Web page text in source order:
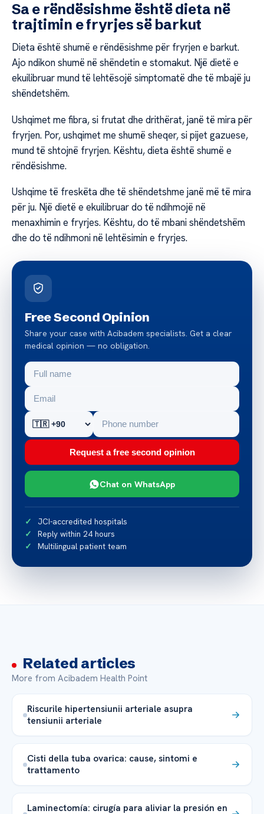
Sa e rëndësishme është dieta në
trajtimin e fryrjes së barkut
Dieta është shumë e rëndësishme për fryrjen e barkut.
Ajo ndikon shumë në shëndetin e stomakut. Një dietë e
ekuilibruar mund të lehtësojë simptomatë dhe të mbajë ju
shëndetshëm.
Ushqimet me fibra, si frutat dhe drithërat, janë të mira për
fryrjen. Por, ushqimet me shumë sheqer, si pijet gazuese,
mund të shtojnë fryrjen. Kështu, dieta është shumë e
rëndësishme.
Ushqime të freskëta dhe të shëndetshme janë më të mira
për ju. Një dietë e ekuilibruar do të ndihmojë në
menaxhimin e fryrjes. Kështu, do të mbani shëndetshëm
dhe do të ndihmoni në lehtësimin e fryrjes.
Free Second Opinion
Share your case with Acibadem specialists. Get a clear
medical opinion — no obligation.
Request a free second opinion
Chat on WhatsApp
JCI-accredited hospitals
Reply within 24 hours
Multilingual patient team
Related articles
More from Acibadem Health Point
Riscurile hipertensiunii arteriale asupra
tensiunii arteriale
Cisti della tuba ovarica: cause, sintomi e
trattamento
Laminectomía: cirugía para aliviar la presión en